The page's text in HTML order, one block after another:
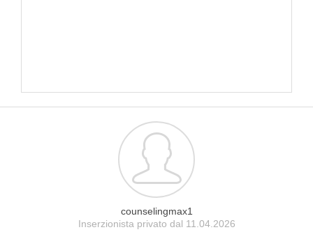
counselingmax1
Inserzionista privato dal 11.04.2026